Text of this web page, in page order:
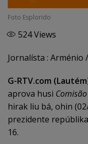
Foto Esplorido
524Views
Jornalísta : Arménio
G-RTV.com
aprova husi
hirak liu bá, ohin
prezidente
16.